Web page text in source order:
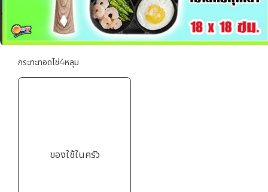
กระทะทอดไข่4หลุม
ของใช้ในครัว